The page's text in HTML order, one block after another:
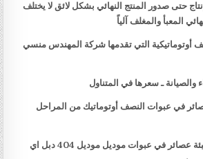
حتى صدور المنتج النهائي بشكل لائق لا يختلف
المعبأ والمغلف آلياً
أوتوماتيكية التي تقدمها شركة المهندس منسي
والصيانة ـ سعرها في المتناول
في عبوات النصف أوتوماتيك من المراحل
المرحلة الأولى: ماكينة لتعبئة عصائر في عبوات موديل موديل 404 دبل اي